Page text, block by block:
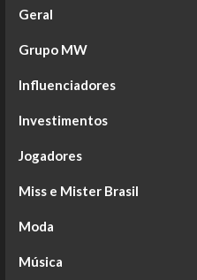
Geral
Grupo MW
Influenciadores
Investimentos
Jogadores
Miss e Mister Brasil
Moda
Música